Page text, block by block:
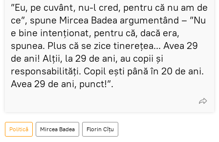
”Eu, pe cuvânt, nu-l cred, pentru că nu am de
ce”, spune Mircea Badea argumentând – ”Nu
e bine intenționat, pentru că, dacă era,
spunea. Plus că se zice tinerețea... Avea 29
de ani! Alții, la 29 de ani, au copii și
responsabilități. Copil ești până în 20 de ani.
Avea 29 de ani, punct!”.
Politică Mircea Badea Florin Cîţu